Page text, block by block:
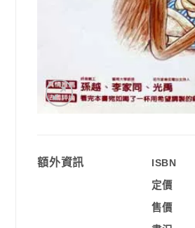
額外資訊 ISBN
定價
售價